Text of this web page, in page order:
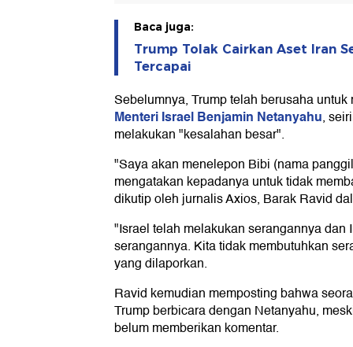
Baca juga:
Trump Tolak Cairkan Aset Iran
Tercapai
Sebelumnya, Trump telah berusaha untuk
Menteri Israel Benjamin Netanyahu,
melakukan "kesalahan besar".
"Saya akan menelepon Bibi (nama
mengatakan kepadanya untuk tidak
dikutip oleh jurnalis Axios, Barak Ravid
"Israel telah melakukan serangannya dan
serangannya. Kita tidak membutuhkan
yang dilaporkan.
Ravid kemudian memposting bahwa
Trump berbicara dengan Netanyahu,
belum memberikan komentar.